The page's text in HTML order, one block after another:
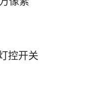
控开关